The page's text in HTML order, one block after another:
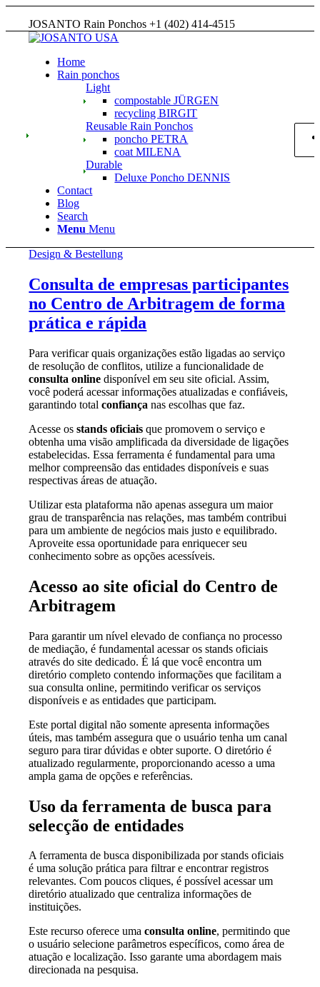
JOSANTO Rain Ponchos +1 (402) 414-4515
Home
Rain ponchos
Light
compostable JÜRGEN
recycling BIRGIT
Reusable Rain Ponchos
poncho PETRA
coat MILENA
Durable
Deluxe Poncho DENNIS
Contact
Blog
Search
Menu Menu
Design & Bestellung
Consulta de empresas participantes
no Centro de Arbitragem de forma
prática e rápida
Para verificar quais organizações estão ligadas ao serviço
de resolução de conflitos, utilize a funcionalidade de
consulta online disponível em seu site oficial. Assim,
você poderá acessar informações atualizadas e confiáveis,
garantindo totalconfiança nas escolhas que faz.
Acesse osstands oficiais que promovem o serviço e
obtenha uma visão amplificada da diversidade de ligações
estabelecidas. Essa ferramenta é fundamental para uma
melhor compreensão das entidades disponíveis e suas
respectivas áreas de atuação.
Utilizar esta plataforma não apenas assegura um maior
grau de transparência nas relações, mas também contribui
para um ambiente de negócios mais justo e equilibrado.
Aproveite essa oportunidade para enriquecer seu
conhecimento sobre as opções acessíveis.
Acesso ao site oficial do Centro de
Arbitragem
Para garantir um nível elevado de confiança no processo
de mediação, é fundamental acessar os stands oficiais
através do site dedicado. É lá que você encontra um
diretório completo contendo informações que facilitam a
sua consulta online, permitindo verificar os serviços
disponíveis e as entidades que participam.
Este portal digital não somente apresenta informações
úteis, mas também assegura que o usuário tenha um canal
seguro para tirar dúvidas e obter suporte. O diretório é
atualizado regularmente, proporcionando acesso a uma
ampla gama de opções e referências.
Uso da ferramenta de busca para
selecção de entidades
A ferramenta de busca disponibilizada por stands oficiais
é uma solução prática para filtrar e encontrar registros
relevantes. Com poucos cliques, é possível acessar um
diretório atualizado que centraliza informações de
instituições.
Este recurso oferece umaconsulta online, permitindo que
o usuário selecione parâmetros específicos, como área de
atuação e localização. Isso garante uma abordagem mais
direcionada na pesquisa.